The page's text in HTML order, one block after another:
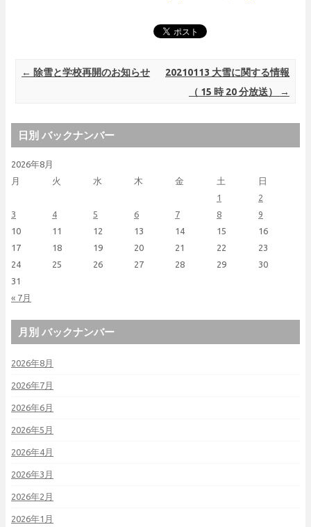
Post navigation
← 除雪と学校再開のお知らせ
20210113 大雪に関する情報
（ 15 時 20 分放送）
→
日別 バックナンバー
2026年8月
月
火 水 木 金 土 日
« 7月
1
2
3
4 5 6 7 8
9
10
11 12 13 14 15
16
17
18 19 20 21 22
23
24
25 26 27 28 29
30
31
月別 バックナンバー
2026年8月
2026年7月
2026年6月
2026年5月
2026年4月
2026年3月
2026年2月
2026年1月